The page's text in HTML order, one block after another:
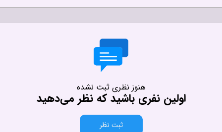
هنوز نظری ثبت نشده
اولین نفری باشید که نظر می‌دهید
ثبت نظر